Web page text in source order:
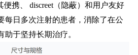
便携、 discreet（隐蔽）和用户友好
每日多次注射的患者，消除了在公
于坚持长期治疗。